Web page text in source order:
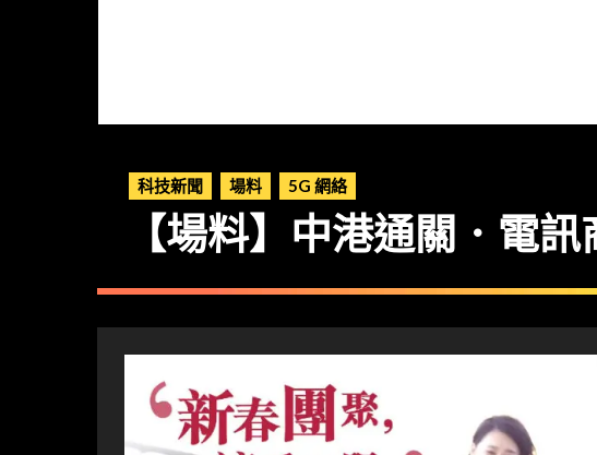
科技新聞 場料 5G 網絡
【場料】中港通關．電